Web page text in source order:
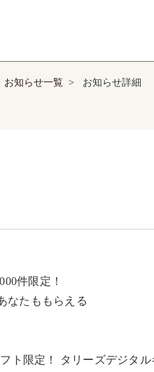
お知らせ一覧 > お知らせ詳細
件限定！​
なたももらえる
ト限定！ タリーズデジタ